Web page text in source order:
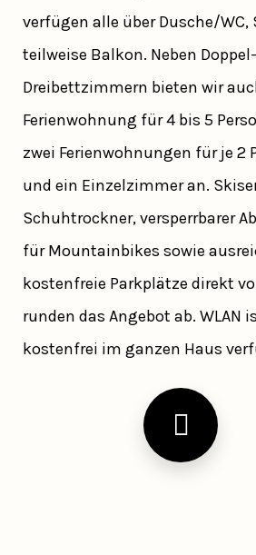
verfügen alle über Dusche/WC,
teilweise Balkon. Neben
Dreibettzimmern bieten wir
Ferienwohnung für 4 bis 5
zwei Ferienwohnungen für je 2
und ein Einzelzimmer an.
Schuhtrockner, versperrbarer
für Mountainbikes sowie
kostenfreie Parkplätze direkt
runden das Angebot ab. WLAN
kostenfrei im ganzen Haus